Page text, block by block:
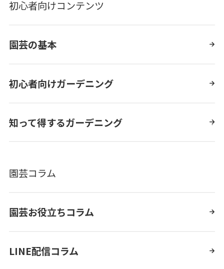
初心者向けコンテンツ
園芸の基本
初心者向けガーデニング
知って得するガーデニング
園芸コラム
園芸お役立ちコラム
LINE配信コラム